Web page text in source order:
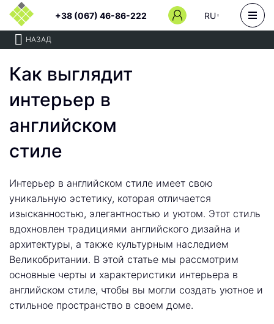
+38 (067) 46-86-222 RU
НАЗАД
Как выглядит
интерьер в
английском
стиле
Интерьер в английском стиле имеет свою
уникальную эстетику, которая отличается
изысканностью, элегантностью и уютом. Этот стиль
вдохновлен традициями английского дизайна и
архитектуры, а также культурным наследием
Великобритании. В этой статье мы рассмотрим
основные черты и характеристики интерьера в
английском стиле, чтобы вы могли создать уютное и
стильное пространство в своем доме.